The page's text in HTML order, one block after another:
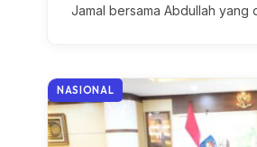
Jamal bersama Abdullah yang
NASIONAL